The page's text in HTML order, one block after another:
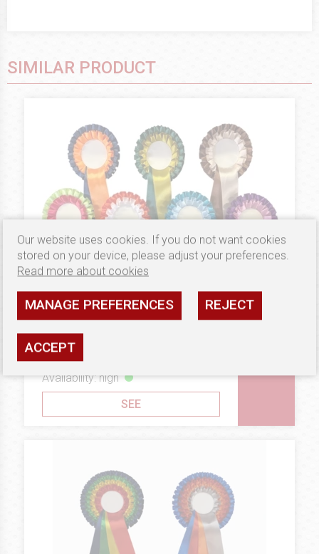
SIMILAR PRODUCT
Rosettes Double Economic Line
Availability: high
SEE
Our website uses cookies. If you do not want cookies
stored on your device, please adjust your preferences.
Read more about cookies
MANAGE PREFERENCES REJECT
ACCEPT